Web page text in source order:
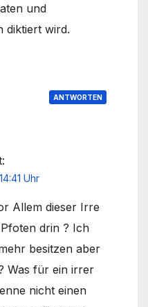
und
diktiert wird.
ANTWORTEN
Uhr
Allem dieser Irre
drin ? Ich
besitzen aber
Was für ein irrer
nicht einen